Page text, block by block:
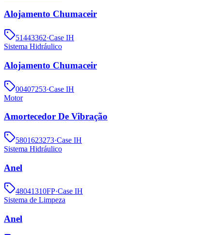
Alojamento Chumaceir
51443362·Case IH
Sistema Hidráulico
Alojamento Chumaceir
00407253·Case IH
Motor
Amortecedor De Vibração
5801623273·Case IH
Sistema Hidráulico
Anel
48041310FP·Case IH
Sistema de Limpeza
Anel